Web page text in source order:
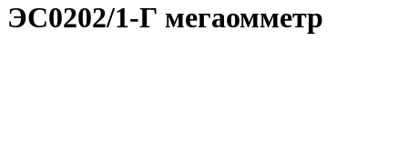
ЭС0202/1-Г мегаомметр